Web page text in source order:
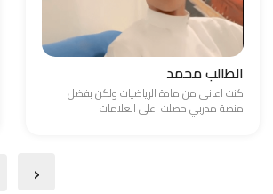
الطالب محمد
كنت اعاني من مادة الرياضيات ولكن بفضل
منصة مدربي حصلت اعلى العلامات
‹